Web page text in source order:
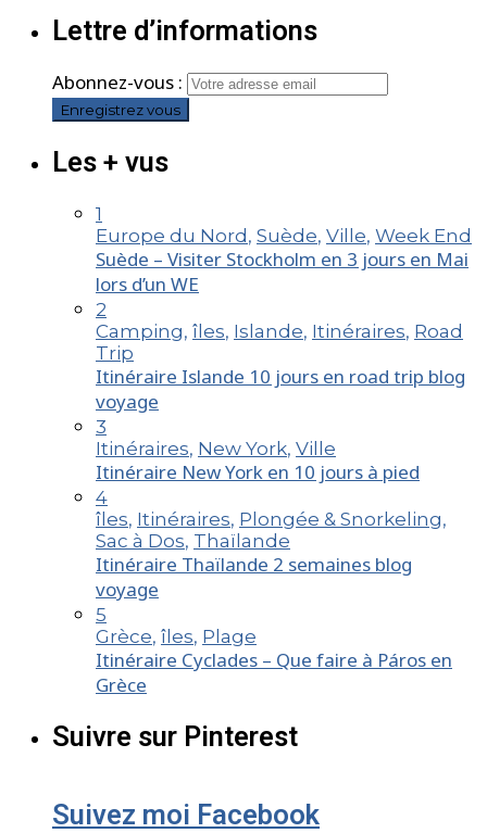
Lettre d’informations
Abonnez-vous :
Les + vus
1
Europe du Nord, Suède, Ville, Week End
Suède – Visiter Stockholm en 3 jours en Mai
lors d’un WE
2
Camping, îles, Islande, Itinéraires, Road
Trip
Itinéraire Islande 10 jours en road trip blog
voyage
3
Itinéraires, New York, Ville
Itinéraire New York en 10 jours à pied
4
îles, Itinéraires, Plongée & Snorkeling,
Sac à Dos, Thaïlande
Itinéraire Thaïlande 2 semaines blog
voyage
5
Grèce, îles, Plage
Itinéraire Cyclades – Que faire à Páros en
Grèce
Suivre sur Pinterest
Suivez moi Facebook